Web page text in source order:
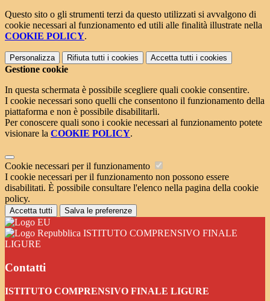
Questo sito o gli strumenti terzi da questo utilizzati si avvalgono di
cookie necessari al funzionamento ed utili alle finalità illustrate nella
COOKIE POLICY.
Personalizza Rifiuta tutti i cookies Accetta tutti i cookies
Gestione cookie
In questa schermata è possibile scegliere quali cookie consentire.
I cookie necessari sono quelli che consentono il funzionamento della
piattaforma e non è possibile disabilitarli.
Per conoscere quali sono i cookie necessari al funzionamento potete
visionare la COOKIE POLICY.
Cookie necessari per il funzionamento
I cookie necessari per il funzionamento non possono essere
disabilitati. È possibile consultare l'elenco nella pagina della cookie
policy.
Accetta tutti Salva le preferenze
ISTITUTO COMPRENSIVO FINALE
LIGURE
Contatti
ISTITUTO COMPRENSIVO FINALE LIGURE